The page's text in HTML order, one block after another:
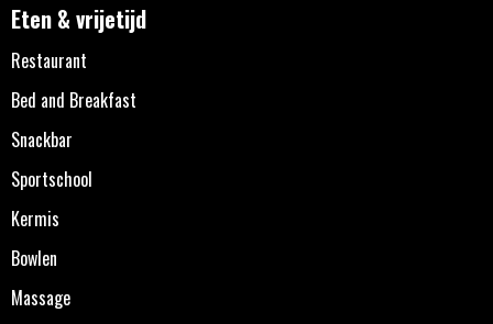
Eten & vrijetijd
Restaurant
Bed and Breakfast
Snackbar
Sportschool
Kermis
Bowlen
Massage